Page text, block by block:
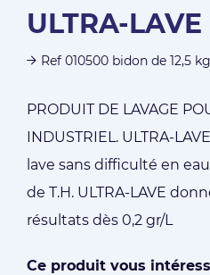
ULTRA-LAVE
Ref 010500 bidon de 12,5 kg
PRODUIT DE LAVAGE
INDUSTRIEL. ULTRA-
lave sans difficulté en
de T.H. ULTRA-LAVE
résultats dès 0,2 gr/L
Ce produit vous